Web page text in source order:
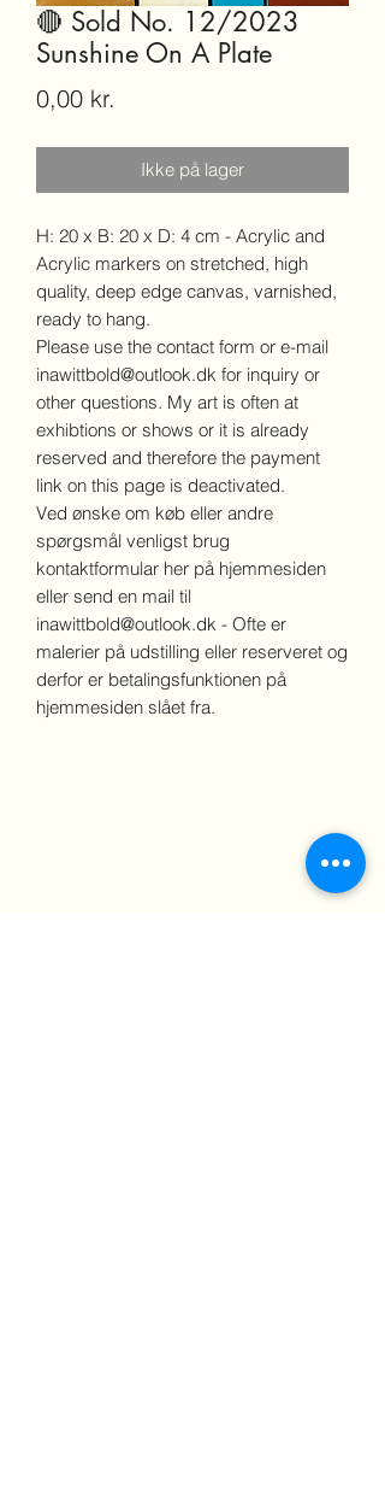
🔴 Sold No. 12/2023
Sunshine On A Plate
0,00 kr.
Ikke på lager
H: 20 x B: 20 x D: 4 cm - Acrylic and
Acrylic markers on stretched, high
quality, deep edge canvas, varnished,
ready to hang.
Please use the contact form or e-mail
inawittbold@outlook.dk for inquiry or
other questions. My art is often at
exhibtions or shows or it is already
reserved and therefore the payment
link on this page is deactivated.
Ved ønske om køb eller andre
spørgsmål venligst brug
kontaktformular her på hjemmesiden
eller send en mail til
inawittbold@outlook.dk - Ofte er
malerier på udstilling eller reserveret og
derfor er betalingsfunktionen på
hjemmesiden slået fra.